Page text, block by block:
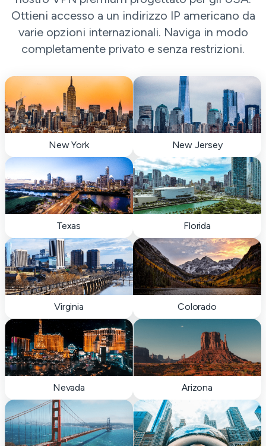
Ottieni accesso a un indirizzo IP americano da
varie opzioni internazionali. Naviga in modo
completamente privato e senza restrizioni.
New York New Jersey
Texas Florida
Virginia Colorado
Nevada Arizona